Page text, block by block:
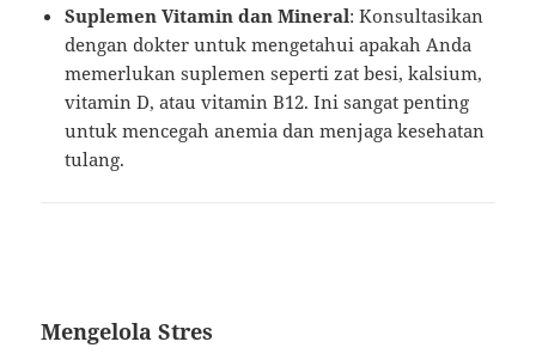
Suplemen Vitamin dan Mineral: Konsultasikan
dengan dokter untuk mengetahui apakah Anda
memerlukan suplemen seperti zat besi, kalsium,
vitamin D, atau vitamin B12. Ini sangat penting
untuk mencegah anemia dan menjaga kesehatan
tulang.
Mengelola Stres